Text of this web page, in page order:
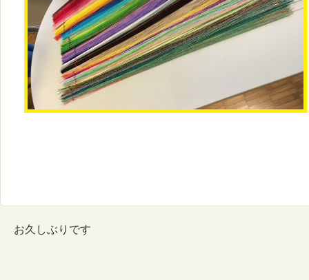
お久しぶりです